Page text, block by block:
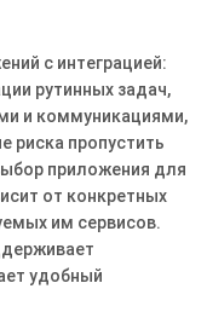
с интеграцией:
рутинных задач,
и коммуникациями,
риска пропустить
приложения для
от конкретных
им сервисов.
удобный